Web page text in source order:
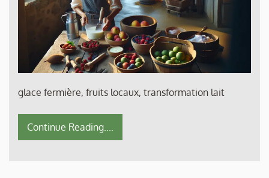
glace fermière, fruits locaux, transformation lait
Continue Reading....